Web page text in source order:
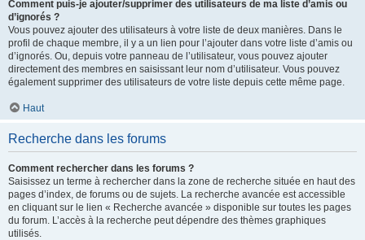
Comment puis-je ajouter/supprimer des utilisateurs de ma liste d’amis ou
d’ignorés ?
Vous pouvez ajouter des utilisateurs à votre liste de deux manières. Dans le
profil de chaque membre, il y a un lien pour l’ajouter dans votre liste d’amis ou
d’ignorés. Ou, depuis votre panneau de l’utilisateur, vous pouvez ajouter
directement des membres en saisissant leur nom d’utilisateur. Vous pouvez
également supprimer des utilisateurs de votre liste depuis cette même page.
Haut
Recherche dans les forums
Comment rechercher dans les forums ?
Saisissez un terme à rechercher dans la zone de recherche située en haut des
pages d’index, de forums ou de sujets. La recherche avancée est accessible
en cliquant sur le lien « Recherche avancée » disponible sur toutes les pages
du forum. L’accès à la recherche peut dépendre des thèmes graphiques
utilisés.